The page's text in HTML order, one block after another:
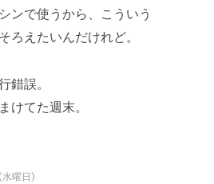
ンで使うから、こういう
ろえたいんだけれど。
錯誤。
けてた週末。
曜日)